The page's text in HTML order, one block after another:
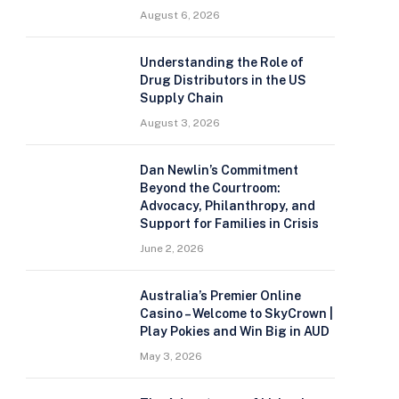
August 6, 2026
Understanding the Role of
Drug Distributors in the US
Supply Chain
August 3, 2026
Dan Newlin’s Commitment
Beyond the Courtroom:
Advocacy, Philanthropy, and
Support for Families in Crisis
June 2, 2026
Australia’s Premier Online
Casino – Welcome to SkyCrown |
Play Pokies and Win Big in AUD
May 3, 2026